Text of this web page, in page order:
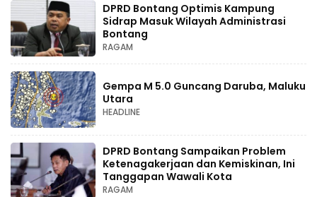
DPRD Bontang Optimis Kampung
Sidrap Masuk Wilayah Administrasi
Bontang
RAGAM
Gempa M 5.0 Guncang Daruba, Maluku
Utara
HEADLINE
DPRD Bontang Sampaikan Problem
Ketenagakerjaan dan Kemiskinan, Ini
Tanggapan Wawali Kota
RAGAM